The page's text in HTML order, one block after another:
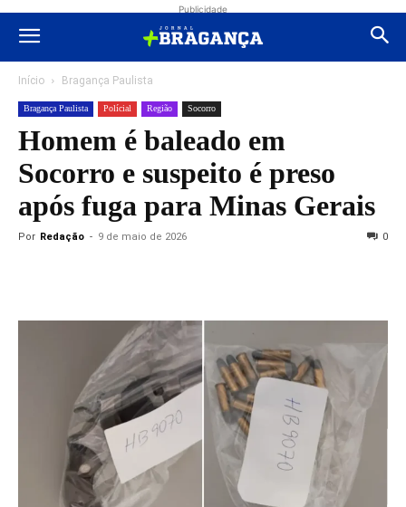
Publicidade
Início Bragança Paulista
Bragança Paulista Polícial Região Socorro
Homem é baleado em
Socorro e suspeito é preso
após fuga para Minas Gerais
Por Redação - 9 de maio de 2026 0